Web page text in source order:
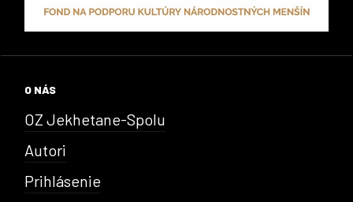
O NÁS
OZ Jekhetane-Spolu
Autori
Prihlásenie